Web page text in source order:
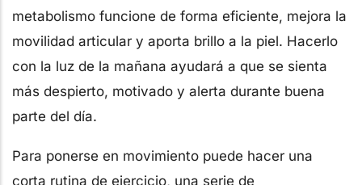
metabolismo funcione de forma eficiente, mejora la
movilidad articular y aporta brillo a la piel. Hacerlo
con la luz de la mañana ayudará a que se sienta
más despierto, motivado y alerta durante buena
parte del día.
Para ponerse en movimiento puede hacer una
corta rutina de ejercicio, una serie de